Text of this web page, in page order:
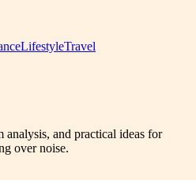
LifestyleTravel
and practical ideas for
over noise.